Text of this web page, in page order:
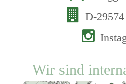
D-
Wir sind